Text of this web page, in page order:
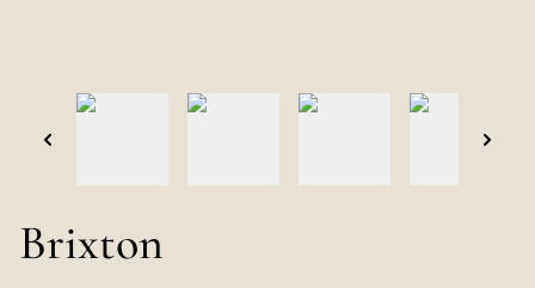
Brixton